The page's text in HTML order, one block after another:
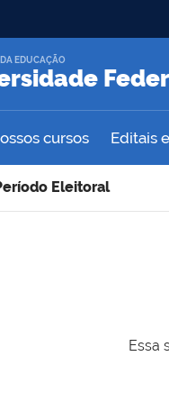
EDUCAÇÃO
cursos Editais
Eleitoral
Essa